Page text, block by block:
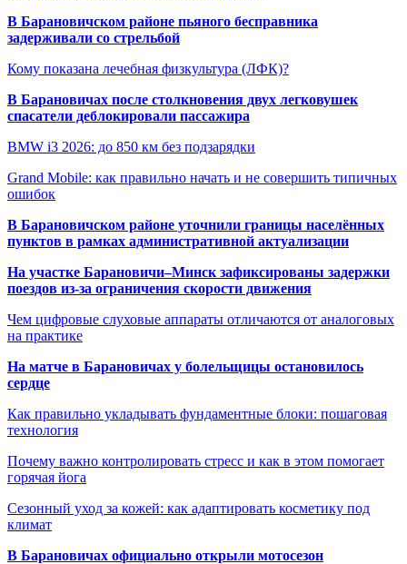
В Барановичском районе пьяного бесправника
задерживали со стрельбой
Кому показана лечебная физкультура (ЛФК)?
В Барановичах после столкновения двух легковушек
спасатели деблокировали пассажира
BMW i3 2026: до 850 км без подзарядки
Grand Mobile: как правильно начать и не совершить типичных
ошибок
В Барановичском районе уточнили границы населённых
пунктов в рамках административной актуализации
На участке Барановичи–Минск зафиксированы задержки
поездов из-за ограничения скорости движения
Чем цифровые слуховые аппараты отличаются от аналоговых
на практике
На матче в Барановичах у болельщицы остановилось
сердце
Как правильно укладывать фундаментные блоки: пошаговая
технология
Почему важно контролировать стресс и как в этом помогает
горячая йога
Сезонный уход за кожей: как адаптировать косметику под
климат
В Барановичах официально открыли мотосезон